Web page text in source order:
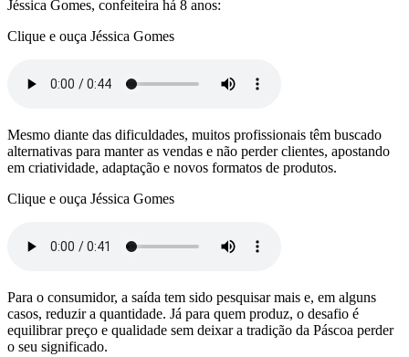
Jéssica Gomes, confeiteira há 8 anos:
Clique e ouça Jéssica Gomes
Mesmo diante das dificuldades, muitos profissionais têm buscado
alternativas para manter as vendas e não perder clientes, apostando
em criatividade, adaptação e novos formatos de produtos.
Clique e ouça Jéssica Gomes
Para o consumidor, a saída tem sido pesquisar mais e, em alguns
casos, reduzir a quantidade. Já para quem produz, o desafio é
equilibrar preço e qualidade sem deixar a tradição da Páscoa perder
o seu significado.